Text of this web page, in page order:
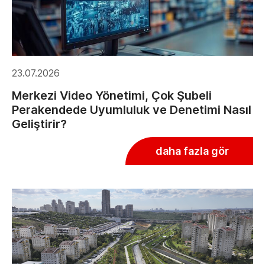
23.07.2026
Merkezi Video Yönetimi, Çok Şubeli
Perakendede Uyumluluk ve Denetimi Nasıl
Geliştirir?
daha fazla gör